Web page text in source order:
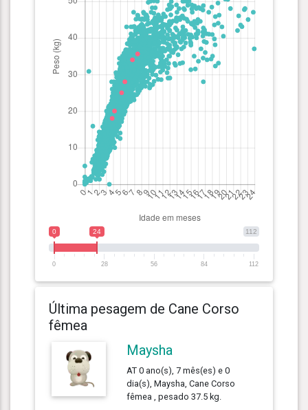
112
0 24
0 28 56 84 112
Última pesagem de Cane Corso
fêmea
Maysha
AT 0 ano(s), 7 mês(es) e 0
dia(s), Maysha, Cane Corso
fêmea , pesado 37.5 kg.